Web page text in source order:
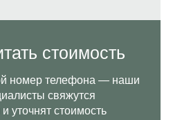
стоимость
номер телефона — наши
свяжутся
уточнят стоимость